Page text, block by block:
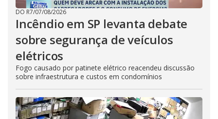
DO R7/07/08/2026
Incêndio em SP levanta debate
sobre segurança de veículos
elétricos
Fogo causado por patinete elétrico reacendeu discussão
sobre infraestrutura e custos em condomínios